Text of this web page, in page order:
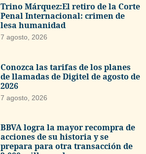
Trino Márquez:El retiro de la Corte
Penal Internacional: crimen de
lesa humanidad
7 agosto, 2026
Conozca las tarifas de los planes
de llamadas de Digitel de agosto de
2026
7 agosto, 2026
BBVA logra la mayor recompra de
acciones de su historia y se
prepara para otra transacción de